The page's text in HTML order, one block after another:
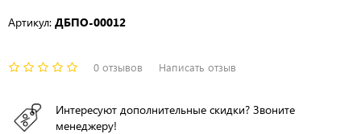
Артикул: ДБПО-00012
0 отзывов Написать отзыв
Интересуют дополнительные скидки? Звоните
менеджеру!